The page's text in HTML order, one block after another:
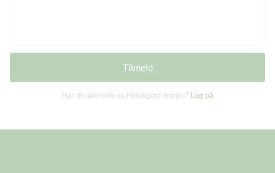
Tilmeld
Har du allerede en Holdsport-konto? Log på